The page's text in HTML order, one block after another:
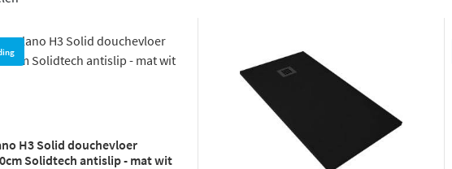
H3 Solid douchevloer
Solidtech antislip - mat wit